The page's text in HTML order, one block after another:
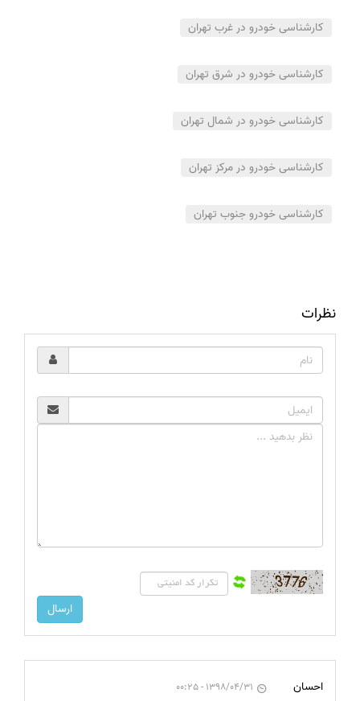
کارشناسی خودرو در غرب تهران
کارشناسی خودرو در شرق تهران
کارشناسی خودرو در شمال تهران
کارشناسی خودرو در مرکز تهران
کارشناسی خودرو جنوب تهران
نظرات
احسان